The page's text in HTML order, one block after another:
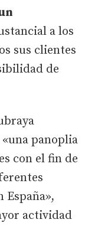
a los
sus clientes
de
panoplia
con el fin de
actividad